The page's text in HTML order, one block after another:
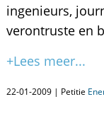
ingenieurs,
verontruste en
+Lees meer...
22-01-2009 | Petitie